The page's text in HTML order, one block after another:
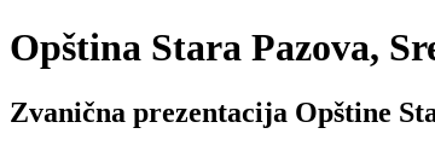
Opština Stara Pazova,
Zvanična prezentacija Opštine